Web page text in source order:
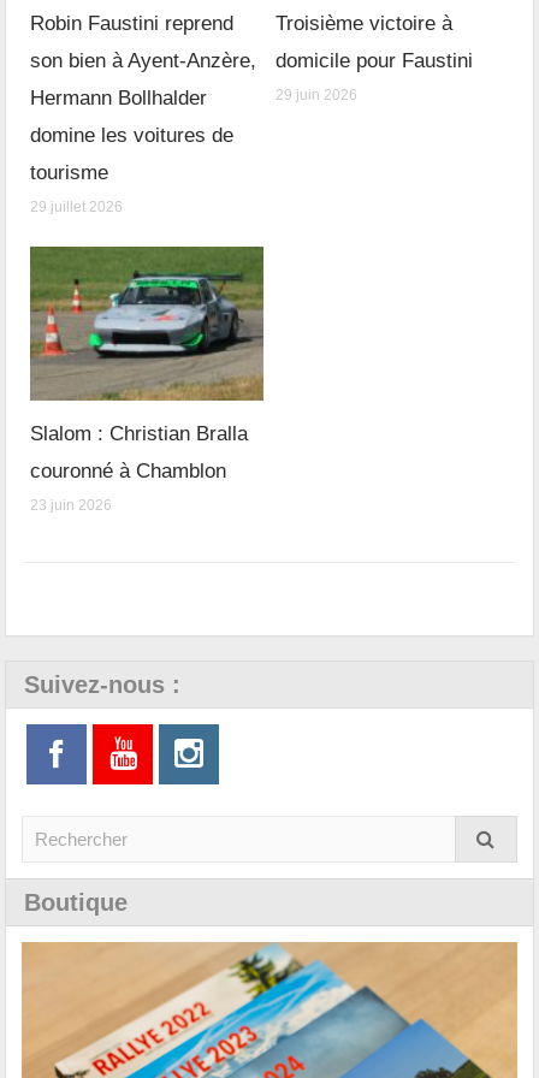
Robin Faustini reprend
son bien à Ayent-Anzère,
Hermann Bollhalder
domine les voitures de
tourisme
29 juillet 2026
Troisième victoire à
domicile pour Faustini
29 juin 2026
Slalom : Christian Bralla
couronné à Chamblon
23 juin 2026
Suivez-nous :
Boutique